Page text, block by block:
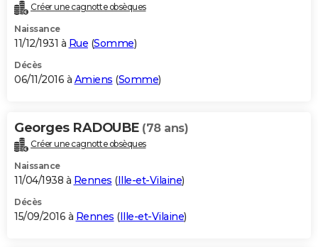
Créer une cagnotte obsèques
Naissance
11/12/1931 à Rue (Somme)
Décès
06/11/2016 à Amiens (Somme)
Georges RADOUBE (78 ans)
Créer une cagnotte obsèques
Naissance
11/04/1938 à Rennes (Ille-et-Vilaine)
Décès
15/09/2016 à Rennes (Ille-et-Vilaine)